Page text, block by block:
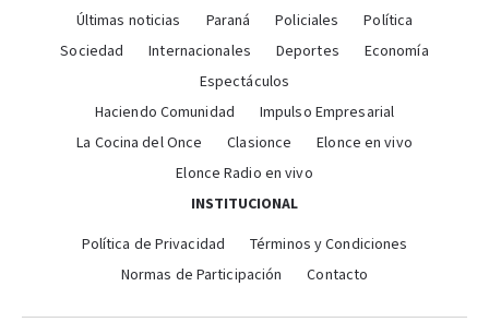
Últimas noticias Paraná Policiales
Política
Sociedad
Internacionales Deportes
Economía
Espectáculos
Haciendo Comunidad
Impulso Empresarial
La Cocina del Once
Clasionce
Elonce en vivo
Elonce Radio en vivo
INSTITUCIONAL
Política de Privacidad
Términos y Condiciones
Normas de Participación
Contacto